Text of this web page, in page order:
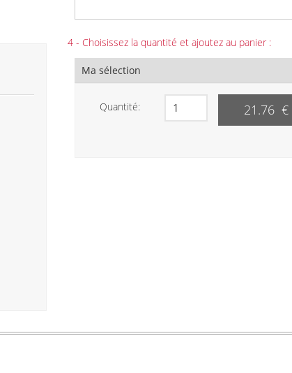
4 - Choisissez la quantité et ajoutez au panier :
Ma sélection
Quantité: 21.76 €